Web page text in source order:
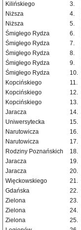
Kilińskiego
3.
Niższa
4.
Niższa
5.
Śmigłego Rydza
6.
Śmigłego Rydza
7.
Śmigłego Rydza
8.
Śmigłego Rydza
9.
Śmigłego Rydza
10.
Kopcińskiego
11.
Kopcińskiego
12.
Kopcińskiego
13.
Jaracza
14.
Uniwersytecka
15.
Narutowicza
16.
Narutowicza
17.
Rodziny Poznańskich
18.
Jaracza
19.
Jaracza
20.
Więckowskiego
21.
Gdańska
22.
Zielona
23.
Zielona
24.
Zielona
25.